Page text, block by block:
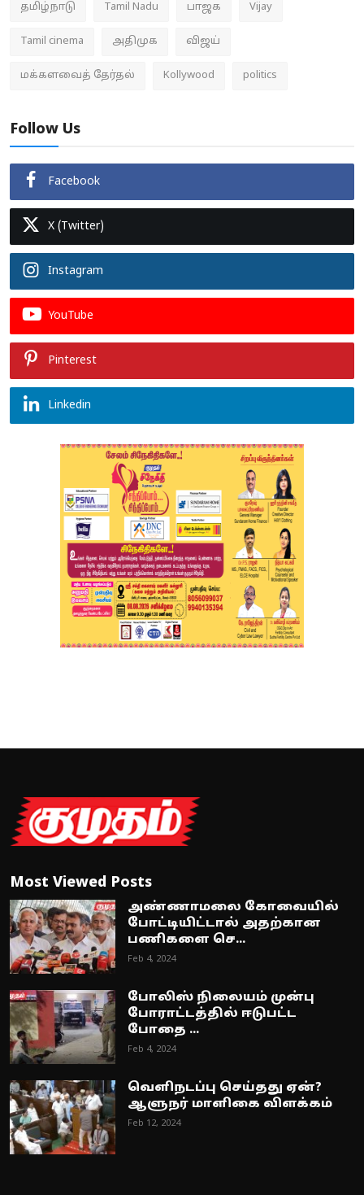
தமிழ்நாடு Tamil Nadu பாஜக Vijay
Tamil cinema அதிமுக விஜய்
மக்களவைத் தேர்தல் Kollywood politics
Follow Us
Facebook
X (Twitter)
Instagram
YouTube
Pinterest
Linkedin
Most Viewed Posts
அண்ணாமலை கோவையில்
போட்டியிட்டால் அதற்கான
பணிகளை செ...
Feb 4, 2024
போலிஸ் நிலையம் முன்பு
போராட்டத்தில் ஈடுபட்ட
போதை ...
Feb 4, 2024
வெளிநடப்பு செய்தது ஏன்?
ஆளுநர் மாளிகை விளக்கம்
Feb 12, 2024